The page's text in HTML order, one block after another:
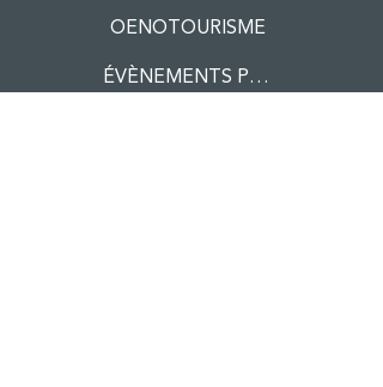
OENOTOURISME
ÉVÈNEMENTS PRO